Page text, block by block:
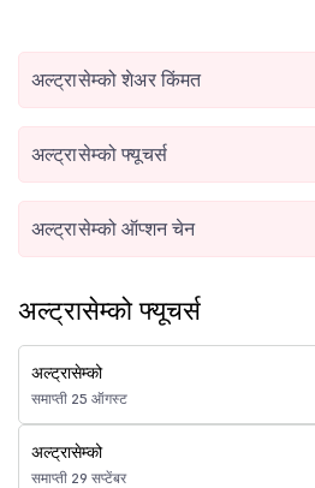
अल्ट्रासेम्को शेअर किंमत
अल्ट्रासेम्को फ्यूचर्स
अल्ट्रासेम्को ऑप्शन चेन
अल्ट्रासेम्को फ्यूचर्स
अल्ट्रासेम्को
समाप्ती 25 ऑगस्ट
अल्ट्रासेम्को
समाप्ती 29 सप्टेंबर